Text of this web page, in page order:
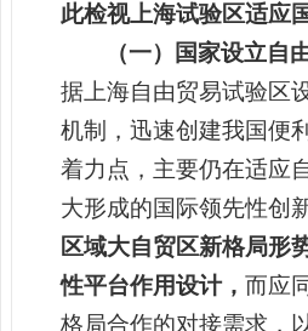
此检视上海试验区适应
（一）国家设立
据上海自由贸易试验区
机制，迅速创建我国便
着力点，主要仍在适应
大形成的国际领先性创
区域大自贸区新格局形
性平台作用设计， 而应
格局合作的对接需求，